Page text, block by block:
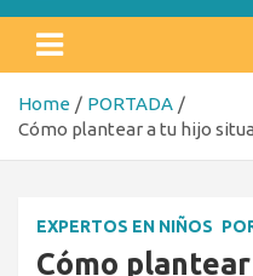
Ávila con
Home
PORTADA
Cómo plantear a tu hijo
EXPERTOS EN NIÑOS
Cómo